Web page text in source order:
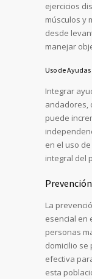
ejercicios
músculos y
desde
manejar
Uso de
Integrar
andadores,
puede
en el uso
integral del
La
esencial en
personas
domicilio se
efectiva
esta